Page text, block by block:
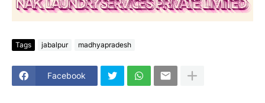
Tags jabalpur madhyapradesh
Facebook